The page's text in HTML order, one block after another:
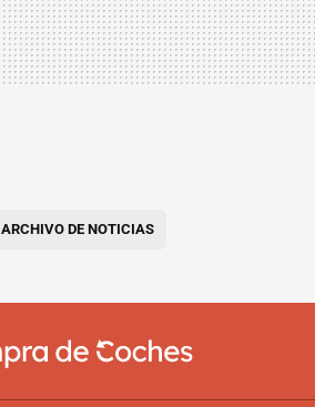
ARCHIVO DE NOTICIAS